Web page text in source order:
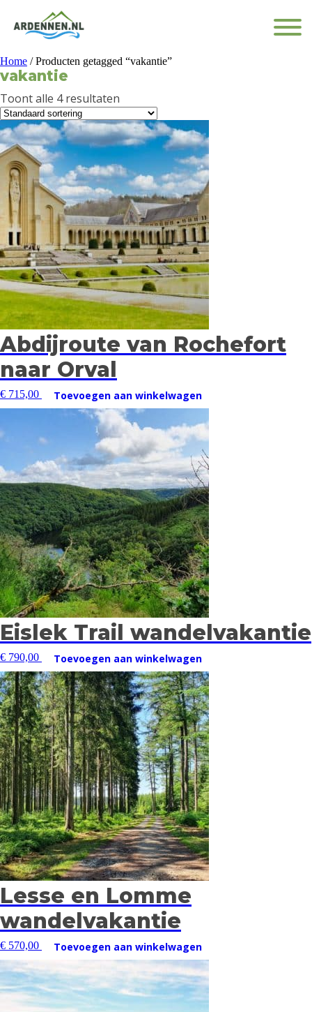
Home / Producten getagged “vakantie”
vakantie
Toont alle 4 resultaten
Abdijroute van Rochefort
naar Orval
€ 715,00 Toevoegen aan winkelwagen
Eislek Trail wandelvakantie
€ 790,00 Toevoegen aan winkelwagen
Lesse en Lomme
wandelvakantie
€ 570,00 Toevoegen aan winkelwagen